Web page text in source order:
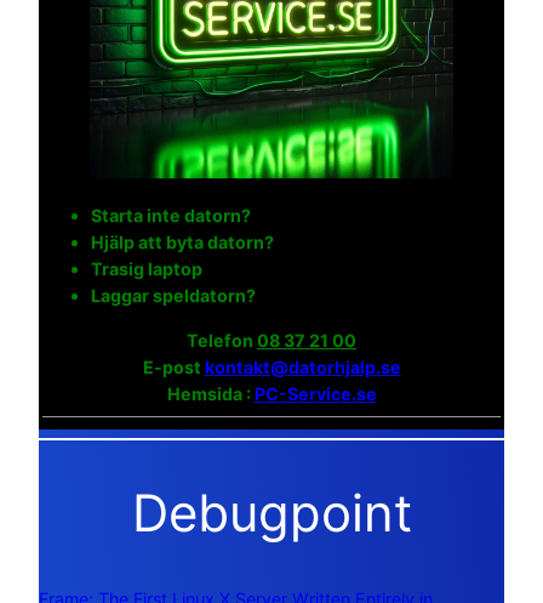
Starta inte datorn?
Hjälp att byta datorn?
Trasig laptop
Laggar speldatorn?
Telefon 08 37 21 00
E-post kontakt@datorhjalp.se
Hemsida :PC-Service.se
Debugpoint
Frame: The First Linux X Server Written Entirely in